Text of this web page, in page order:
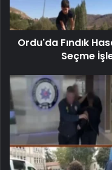
Ordu'da Fındık
Seçme